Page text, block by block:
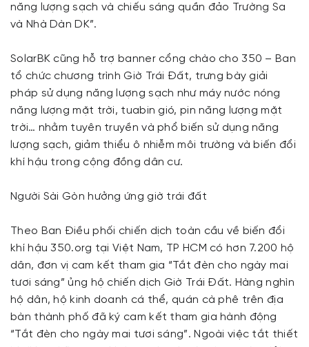
năng lượng sạch và chiếu sáng quần đảo Trường Sa
và Nhà Dàn DK”.
SolarBK cũng hỗ trợ banner cổng chào cho 350 – Ban
tổ chức chương trình Giờ Trái Đất, trưng bày giải
pháp sử dụng năng lượng sạch như máy nước nóng
năng lượng mặt trời, tuabin gió, pin năng lượng mặt
trời… nhằm tuyên truyền và phổ biến sử dụng năng
lượng sạch, giảm thiểu ô nhiễm môi trường và biến đổi
khí hậu trong cộng đồng dân cư.
Người Sài Gòn hưởng ứng giờ trái đất
Theo Ban Điều phối chiến dịch toàn cầu về biến đổi
khí hậu 350.org tại Việt Nam, TP HCM có hơn 7.200 hộ
dân, đơn vị cam kết tham gia “Tắt đèn cho ngày mai
tươi sáng” ủng hộ chiến dịch Giờ Trái Đất. Hàng nghìn
hộ dân, hộ kinh doanh cá thể, quán cà phê trên địa
bàn thành phố đã ký cam kết tham gia hành động
“Tắt đèn cho ngày mai tươi sáng”. Ngoài việc tắt thiết